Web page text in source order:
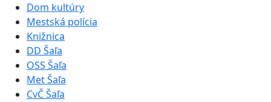
Dom kultúry
Mestská polícia
Knižnica
DD Šaľa
OSS Šaľa
Met Šaľa
CvČ Šaľa